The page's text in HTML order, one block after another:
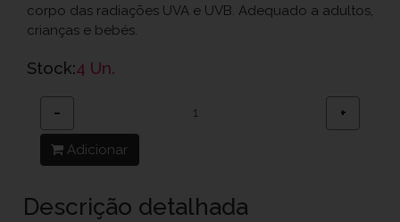
corpo das radiações UVA e UVB. Adequado a adultos,
crianças e bebés.
Stock:4 Un.
− +
Adicionar
Descrição detalhada